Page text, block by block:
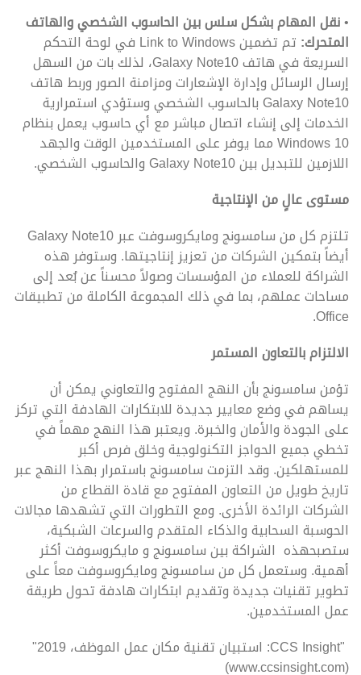
نقل المهام بشكل سلس بين الحاسوب الشخصي والهاتف
المتحرك:
تم تضمين Link to Windows في لوحة التحكم
السريعة في هاتف Galaxy Note10، لذلك بات من السهل
إرسال الرسائل وإدارة الإشعارات ومزامنة الصور وربط هاتف
Galaxy Note10 بالحاسوب الشخصي وستؤدي استمرارية
الخدمات إلى إنشاء اتصال مباشر مع أي حاسوب يعمل بنظام
Windows 10 مما يوفر على المستخدمين الوقت والجهد
اللازمين للتبديل بين Galaxy Note10 والحاسوب الشخصي.
مستوى عالٍ من الإنتاجية
تلتزم كل من سامسونج ومايكروسوفت عبر Galaxy Note10
أيضاً بتمكين الشركات من تعزيز إنتاجيتها. وستوفر هذه
الشراكة للعملاء من المؤسسات وصولاً محسناً عن بُعد إلى
مساحات عملهم، بما في ذلك المجموعة الكاملة من تطبيقات
Office.
الالتزام بالتعاون المستمر
تؤمن سامسونج بأن النهج المفتوح والتعاوني يمكن أن
يساهم في وضع معايير جديدة للابتكارات الهادفة التي تركز
على الجودة والأمان والخبرة. ويعتبر هذا النهج مهماً في
تخطي جميع الحواجز التكنولوجية وخلق فرص أكبر
للمستهلكين. وقد التزمت سامسونج باستمرار بهذا النهج عبر
تاريخ طويل من التعاون المفتوح مع قادة القطاع من
الشركات الرائدة الأخرى. ومع التطورات التي تشهدها مجالات
الحوسبة السحابية والذكاء المتقدم والسرعات الشبكية،
ستصبحهذه الشراكة بين سامسونج و مايكروسوفت أكثر
أهمية. وستعمل كل من سامسونج ومايكروسوفت معاً على
تطوير تقنيات جديدة وتقديم ابتكارات هادفة تحول طريقة
عمل المستخدمين.
"CCS Insight: استبيان تقنية مكان عمل الموظف، 2019"